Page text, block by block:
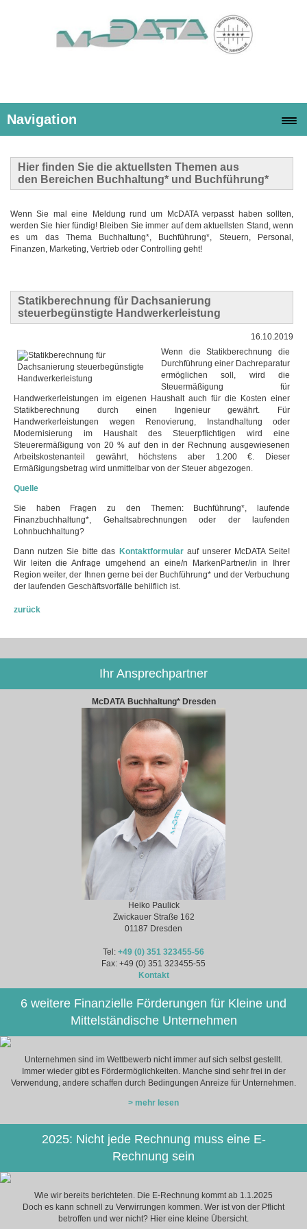
Navigation
Hier finden Sie die aktuellsten Themen aus
den Bereichen Buchhaltung* und Buchführung*
Wenn Sie mal eine Meldung rund um McDATA verpasst haben sollten,
werden Sie hier fündig! Bleiben Sie immer auf dem aktuellsten Stand, wenn
es um das Thema Buchhaltung*, Buchführung*, Steuern, Personal,
Finanzen, Marketing, Vertrieb oder Controlling geht!
Statikberechnung für Dachsanierung
steuerbegünstigte Handwerkerleistung
16.10.2019
Wenn die Statikberechnung die
Durchführung einer Dachreparatur
ermöglichen soll, wird die
Steuermäßigung für
Handwerkerleistungen im eigenen Haushalt auch für die Kosten einer
Statikberechnung durch einen Ingenieur gewährt. Für
Handwerkerleistungen wegen Renovierung, Instandhaltung oder
Modernisierung im Haushalt des Steuerpflichtigen wird eine
Steuerermäßigung von 20 % auf den in der Rechnung ausgewiesenen
Arbeitskostenanteil gewährt, höchstens aber 1.200 €. Dieser
Ermäßigungsbetrag wird unmittelbar von der Steuer abgezogen.
Quelle
Sie haben Fragen zu den Themen: Buchführung*, laufende
Finanzbuchhaltung*, Gehaltsabrechnungen oder der laufenden
Lohnbuchhaltung?
Dann nutzen Sie bitte das Kontaktformularauf unserer McDATA Seite!
Wir leiten die Anfrage umgehend an eine/n MarkenPartner/in in Ihrer
Region weiter, der Ihnen gerne bei der Buchführung* und der Verbuchung
der laufenden Geschäftsvorfälle behilflich ist.
zurück
Ihr Ansprechpartner
McDATA Buchhaltung* Dresden
Heiko Paulick
Zwickauer Straße 162
01187 Dresden
Tel: +49 (0) 351 323455-56
Fax: +49 (0) 351 323455-55
Kontakt
6 weitere Finanzielle Förderungen für Kleine und
Mittelständische Unternehmen
Unternehmen sind im Wettbewerb nicht immer auf sich selbst gestellt.
Immer wieder gibt es Fördermöglichkeiten. Manche sind sehr frei in der
Verwendung, andere schaffen durch Bedingungen Anreize für Unternehmen.
> mehr lesen
2025: Nicht jede Rechnung muss eine E-
Rechnung sein
Wie wir bereits berichteten. Die E-Rechnung kommt ab 1.1.2025
Doch es kann schnell zu Verwirrungen kommen. Wer ist von der Pflicht
betroffen und wer nicht? Hier eine kleine Übersicht.